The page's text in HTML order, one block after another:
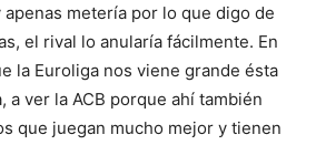
apenas metería por lo que digo de
el rival lo anularía fácilmente. En
la Euroliga nos viene grande ésta
a ver la ACB porque ahí también
que juegan mucho mejor y tienen